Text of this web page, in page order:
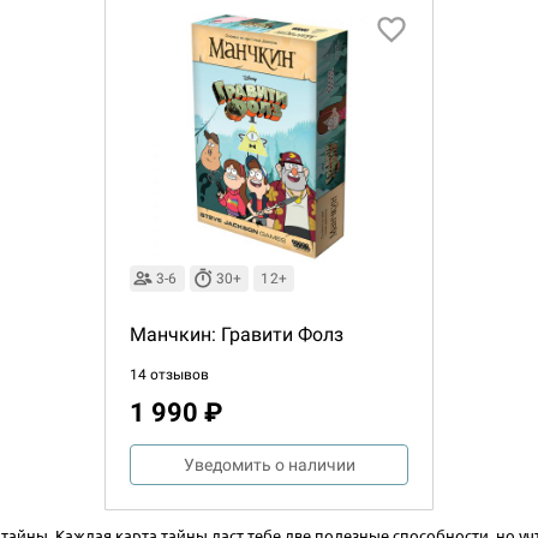
3-6 30+ 12+
Манчкин: Гравити Фолз
14 отзывов
1 990 ₽
Уведомить о наличии